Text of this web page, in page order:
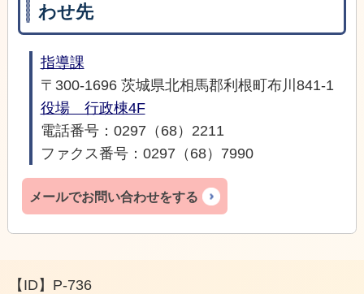
わせ先
指導課
〒300-1696 茨城県北相馬郡利根町布川841-1
役場 行政棟4F
電話番号：0297（68）2211
ファクス番号：0297（68）7990
メールでお問い合わせをする
【ID】 P-736